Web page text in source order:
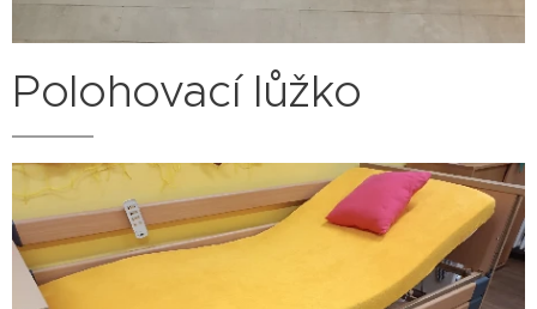
Polohovací lůžko